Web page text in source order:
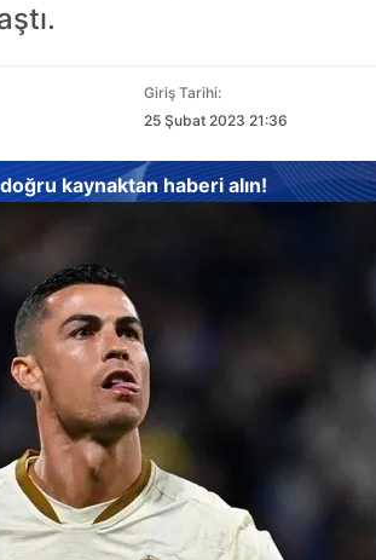
Giriş Tarihi:
25 Şubat 2023 21:36
kaynaktan haberi alın!